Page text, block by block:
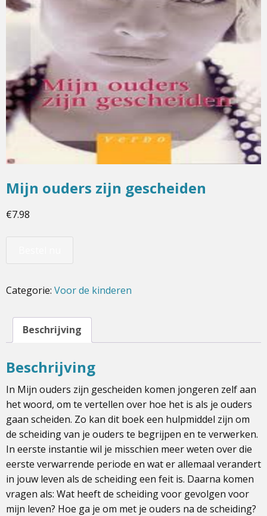
Mijn ouders zijn gescheiden
€7.98
Categorie: Voor de kinderen
Beschrijving
Beschrijving
In Mijn ouders zijn gescheiden komen jongeren zelf aan
het woord, om te vertellen over hoe het is als je ouders
gaan scheiden. Zo kan dit boek een hulpmiddel zijn om
de scheiding van je ouders te begrijpen en te verwerken.
In eerste instantie wil je misschien meer weten over die
eerste verwarrende periode en wat er allemaal verandert
in jouw leven als de scheiding een feit is. Daarna komen
vragen als: Wat heeft de scheiding voor gevolgen voor
mijn leven? Hoe ga je om met je ouders na de scheiding?